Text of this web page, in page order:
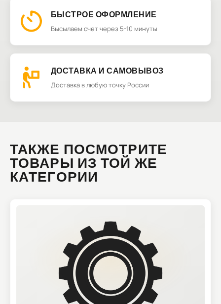
БЫСТРОЕ ОФОРМЛЕНИЕ
Высылаем счет через 5-10 минуты
ДОСТАВКА И САМОВЫВОЗ
Доставка в любую точку России
ТАКЖЕ ПОСМОТРИТЕ
ТОВАРЫ ИЗ ТОЙ ЖЕ
КАТЕГОРИИ